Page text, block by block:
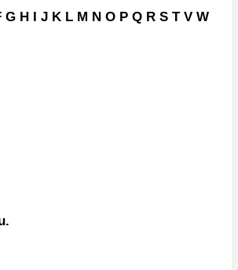
G H I J K L M N O P Q R S T V W